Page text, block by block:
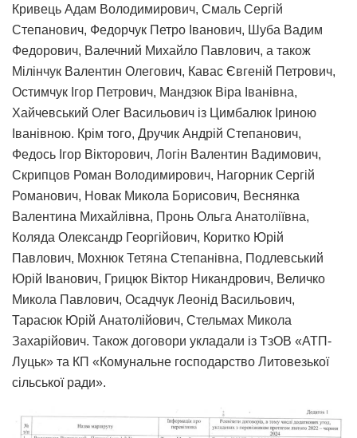
Кривець Адам Володимирович, Смаль Сергій
Степанович, Федорчук Петро Іванович, Шуба Вадим
Федорович, Валечний Михайло Павлович, а також
Мілінчук Валентин Олегович, Кавас Євгеній Петрович,
Остимчук Ігор Петрович, Мандзюк Віра Іванівна,
Хайчевський Олег Васильович із Цимбалюк Іриною
Іванівною. Крім того, Дручик Андрій Степанович,
Федось Ігор Вікторович, Логін Валентин Вадимович,
Скрипцов Роман Володимирович, Нагорник Сергій
Романович, Новак Микола Борисович, Веснянка
Валентина Михайлівна, Пронь Ольга Анатоліївна,
Коляда Олександр Георгійович, Коритко Юрій
Павлович, Мохнюк Тетяна Степанівна, Подлевський
Юрій Іванович, Грицюк Віктор Никандрович, Величко
Микола Павлович, Осадчук Леонід Васильович,
Тарасюк Юрій Анатолійович, Стельмах Микола
Захарійович. Також договори укладали із ТзОВ «АТП-
Луцьк» та КП «Комунальне господарство Литовезької
сільської ради».